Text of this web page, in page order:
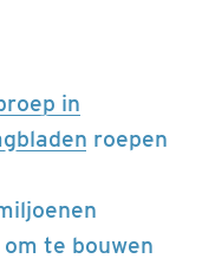
in
roepen
te bouwen